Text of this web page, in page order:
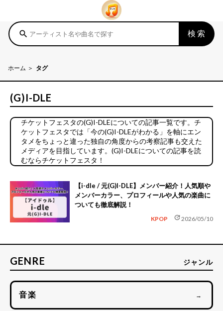
search 検索
ホーム タグ
(G)I-DLE
チケットフェスタの(G)I-DLEについての記事一覧です。チ
ケットフェスタでは「今の(G)I-DLEがわかる」を軸にエン
タメをちょっと違った独自の角度からの考察記事も交えた
メディアを目指しています。(G)I-DLEについての記事を読
むならチケットフェスタ！
【i-dle / 元(G)I-DLE】メンバー紹介！人気順や
メンバーカラー、プロフィールや人気の楽曲に
ついても徹底解説！
KPOP update2026/05/10
GENRE ジャンル
音楽 →